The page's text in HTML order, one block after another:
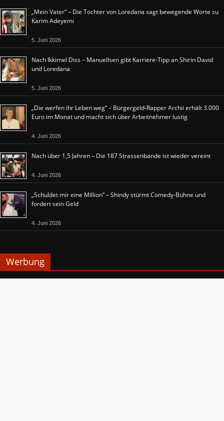
„Mein Vater“ – Die Tochter von Loredana sagt bewegende Worte zu
Karim Adeyemi
5. Juni 2026
Nach Ikkimel Diss – Manuellsen gibt Karriere-Tipp an Shirin David
und Loredana
5. Juni 2026
„Die werfen ihr Leben weg“ – Bürgergeld-Rapper Archii erhält 3.000
Euro im Monat und macht sich über Arbeitnehmer lustig
4. Juni 2026
Nach über 1,5 Jahren – Die 187 Strassenbande ist wieder vereint
4. Juni 2026
„Schuldet mir eine Million“ – Shindy stürmt Comedy-Bühne und
fordert sein Geld
4. Juni 2026
Werbung